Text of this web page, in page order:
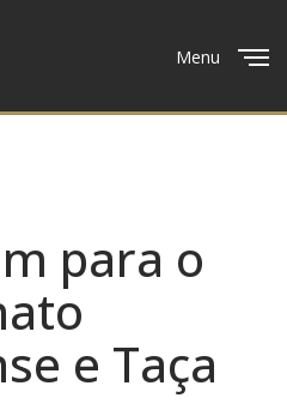
Menu
para o
e Taça